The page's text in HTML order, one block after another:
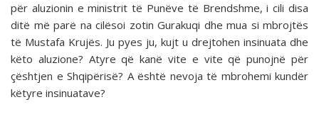
për aluzionin e ministrit të Punëve të Brendshme, i cili disa
ditë më parë na cilësoi zotin Gurakuqi dhe mua si mbrojtës
të Mustafa Krujës. Ju pyes ju, kujt u drejtohen insinuata dhe
këto aluzione? Atyre që kanë vite e vite që punojnë për
çështjen e Shqipërisë? A është nevoja të mbrohemi kundër
këtyre insinuatave?